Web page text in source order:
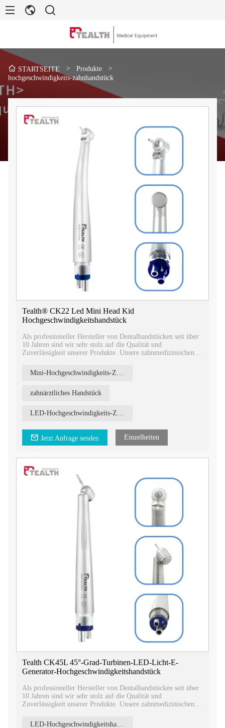
STARTSEITE > Produkte
>
hochgeschwindigkeits-zahnhandstück
Tealth® CK22 Led Mini Head Kid
Hochgeschwindigkeitshandstück
Als professioneller Hersteller von Dentalhandstücken seit über
10 Jahren sind wir sehr stolz auf die Qualität und
Zuverlässigkeit unserer Produkte. Unsere zahnmedizinischen
sind durch Zertifizierungen für die Registrierung abgesichert.
zahnärztliches Handstück
Jetzt Anfrage senden Einzelheiten
Tealth CK45L 45°-Grad-Turbinen-LED-Licht-E-
Generator-Hochgeschwindigkeitshandstück
Als professioneller Hersteller von Dentalhandstücken seit über
10 Jahren sind wir sehr stolz auf die Qualität und
Zuverlässigkeit unserer Produkte. Unsere zahnmedizinischen
sind durch Zertifizierungen für die Registrierung abgesichert.